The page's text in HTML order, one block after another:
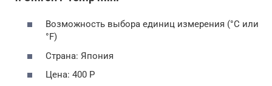
Возможность выбора единиц измерения (°С или
°F)
Страна: Япония
Цена: 400 Р